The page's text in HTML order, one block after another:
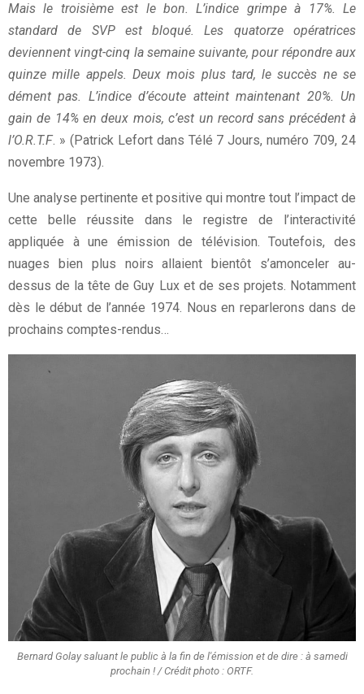
Mais le troisième est le bon. L’indice grimpe à 17%. Le
standard de SVP est bloqué. Les quatorze opératrices
deviennent vingt-cinq la semaine suivante, pour répondre aux
quinze mille appels. Deux mois plus tard, le succès ne se
dément pas. L’indice d’écoute atteint maintenant 20%. Un
gain de 14% en deux mois, c’est un record sans précédent à
l’O.R.T.F. » (Patrick Lefort dans Télé 7 Jours, numéro 709, 24
novembre 1973).
Une analyse pertinente et positive qui montre tout l’impact de
cette belle réussite dans le registre de l’interactivité
appliquée à une émission de télévision. Toutefois, des
nuages bien plus noirs allaient bientôt s’amonceler au-
dessus de la tête de Guy Lux et de ses projets. Notamment
dès le début de l’année 1974. Nous en reparlerons dans de
prochains comptes-rendus…
Bernard Golay saluant le public à la fin de l'émission et de dire : à samedi
prochain ! / Crédit photo : ORTF.